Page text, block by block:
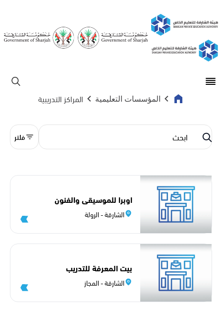
Open main menu
المؤسسات التعليمية المراكز التدريبية
فلتر
اوبرا للموسيقى والفنون
الشارقة - الرولة
بيت المعرفة للتدريب
الشارقة - المجاز